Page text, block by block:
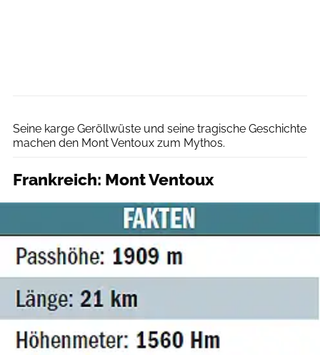
Seine karge Geröllwüste und seine tragische Geschichte
machen den Mont Ventoux zum Mythos.
Frankreich: Mont Ventoux